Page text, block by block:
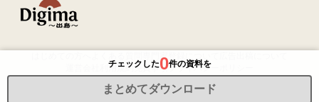
海外進出総合支援
解決できる課題
チェックした0件の資料を
まとめてダウンロード
専門家登録について
利用規約 免責事項プライバシーポリシー
©2026 Resorz Co.,Ltd. All Rights Reserved.